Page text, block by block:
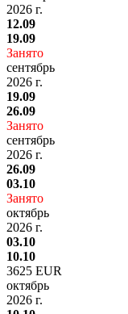
2026 г.
12.09
19.09
Занято
сентябрь
2026 г.
19.09
26.09
Занято
сентябрь
2026 г.
26.09
03.10
Занято
октябрь
2026 г.
03.10
10.10
3625 EUR
октябрь
2026 г.